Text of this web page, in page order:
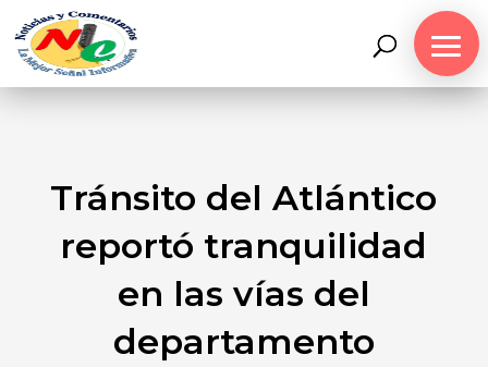
Tránsito del Atlántico
reportó tranquilidad
en las vías del
departamento